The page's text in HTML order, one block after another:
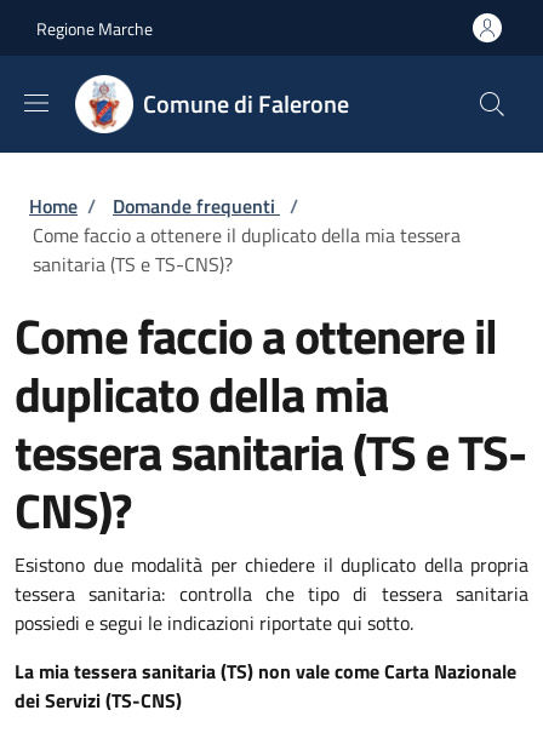
Regione Marche
Comune di Falerone
Briciole di pane
Home / Domande frequenti /
Come faccio a ottenere il duplicato della mia tessera
sanitaria (TS e TS-CNS)?
Come faccio a ottenere il
duplicato della mia
tessera sanitaria (TS e TS-
CNS)?
Esistono due modalità per chiedere il duplicato della propria
tessera sanitaria: controlla che tipo di tessera sanitaria
possiedi e segui le indicazioni riportate qui sotto.
La mia tessera sanitaria (TS) non vale come Carta Nazionale
dei Servizi (TS-CNS)